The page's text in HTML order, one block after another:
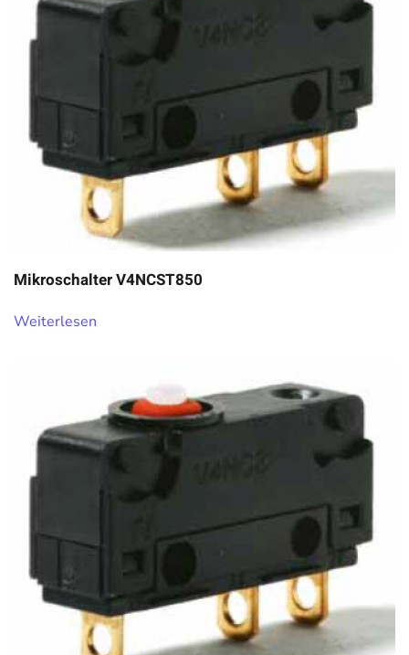
Mikroschalter V4NCST850
Weiterlesen